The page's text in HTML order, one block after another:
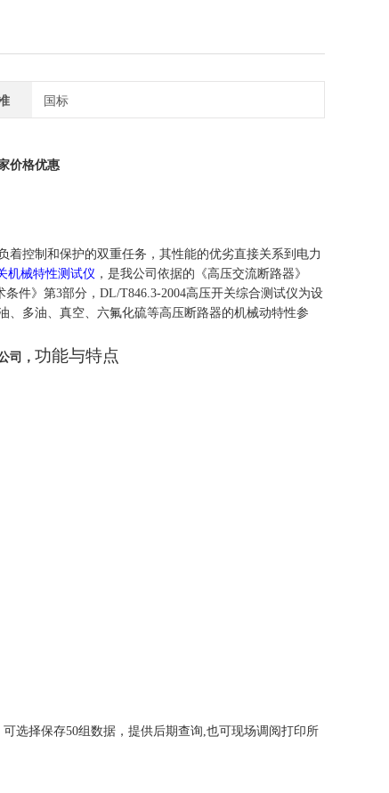
国标
价格优惠
控制和保护的双重任务，其性能的优劣直接关系到电力
机械特性测试仪 ，是我公司依据的《高压交流断路器》
条件》第3部分， DL/T846.3-2004高压开关综合测试仪为设
多油、真空、六氟化硫等高压断路器的机械动特性参
司， 功能与特点
可选择保存50组数据，提供后期查询,也可现场调阅打印所